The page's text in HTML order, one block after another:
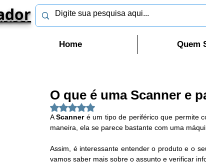
Home Quem
O que é uma Scanner e
Avaliado com NaN de 5 estrelas.
A Scanner é um tipo de periférico que permite
maneira, ela se parece bastante com uma
Assim, é interessante entender o produto e o
vamos saber mais sobre o assunto e verificar